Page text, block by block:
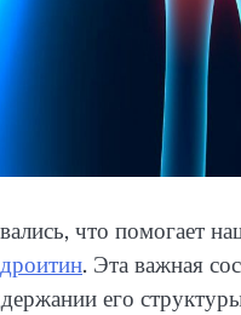
что помогает
. Эта важная
его